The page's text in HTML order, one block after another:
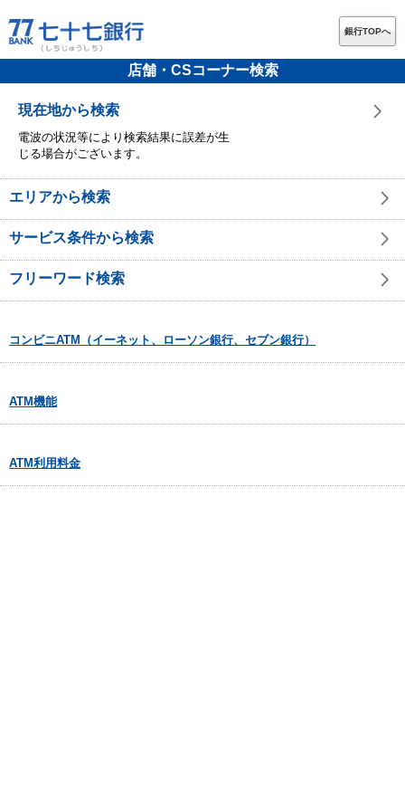
銀行TOPへ
店舗・CSコーナー検索
現在地から検索
電波の状況等により検索結果に誤差が生
じる場合がございます。
エリアから検索
サービス条件から検索
フリーワード検索
コンビニATM（イーネット、ローソン銀行、セブン銀行）
ATM機能
ATM利用料金